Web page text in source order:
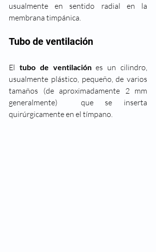
usualmente en sentido radial en la
membrana timpánica.
Tubo de ventilación
El tubo de ventilación es un cilindro,
usualmente plástico, pequeño, de varios
tamaños (de aproximadamente 2 mm
generalmente)  que se inserta
quirúrgicamente en el tímpano.